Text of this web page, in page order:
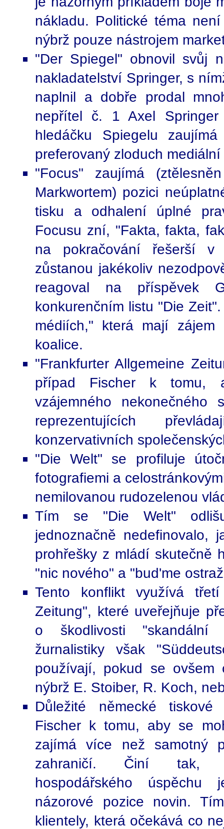
nákladu. Politické téma
nýbrž pouze nástrojem
"Der Spiegel" obnovil svůj
nakladatelství Springer, s
naplnil a dobře prodal
nepřítel č. 1 Axel
hledáčku Spiegelu
preferovaný zloduch
"Focus" zaujímá
Markwortem) pozici
tisku a odhalení úplné
Focusu zní, "Fakta, fakta,
na pokračování řešerší v
zůstanou jakékoliv
reagoval na příspěvek
konkurenčním listu "Die
médiích," která mají zájem
koalice.
"Frankfurter Allgemeine
případ Fischer k tomu,
vzájemného nekonečného
reprezentujících
konzervativních
"Die Welt" se profiluje
fotografiemi a
nemilovanou rudozelenou
Tím se "Die Welt"
jednoznačně nedefinovalo,
prohřešky z mládí skutečně
"nic nového" a "bud'me
Tento konflikt využívá třetí
Zeitung", které uveřejňuje
o škodlivosti "skandální
žurnalistiky však
používají, pokud se ovšem
nýbrž E. Stoiber, R. Koch,
Důležité německé
Fischer k tomu, aby se
zajímá více než samotný
zahraničí. Činí tak,
hospodářského úspěchu
názorové pozice novin.
klientely, která očekává co